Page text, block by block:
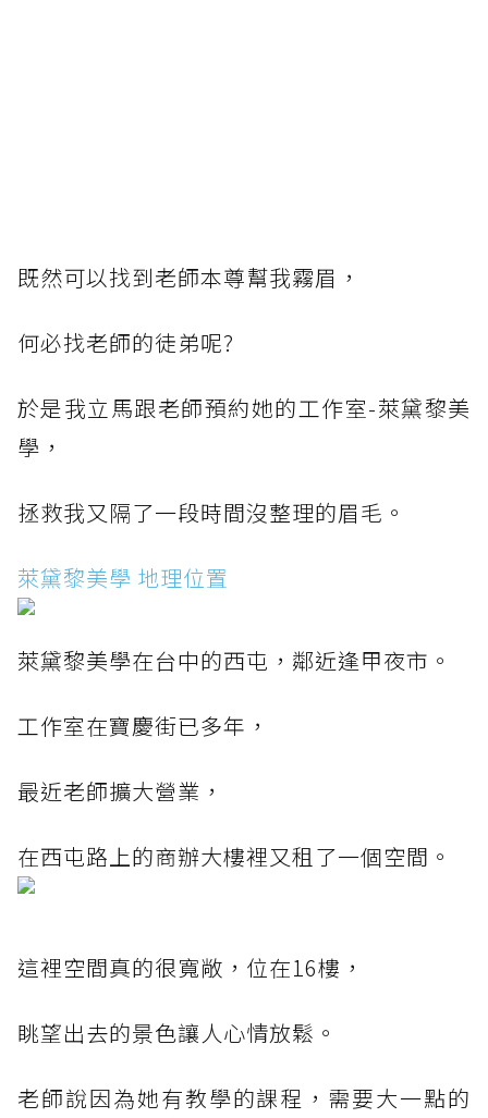
既然可以找到老師本尊幫我霧眉，
何必找老師的徒弟呢?
於是我立馬跟老師預約她的工作室-萊黛黎美
學，
拯救我又隔了一段時間沒整理的眉毛。
萊黛黎美學 地理位置
萊黛黎美學在台中的西屯，鄰近逢甲夜市。
工作室在寶慶街已多年，
最近老師擴大營業，
在西屯路上的商辦大樓裡又租了一個空間。
這裡空間真的很寬敞，位在16樓，
眺望出去的景色讓人心情放鬆。
老師說因為她有教學的課程，需要大一點的